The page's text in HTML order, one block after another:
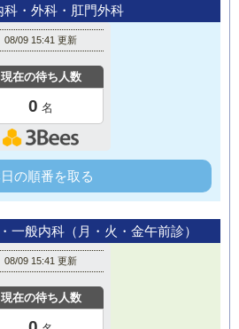
科・外科・肛門外科
の順番を取る
一般内科（月・火・金午前診）